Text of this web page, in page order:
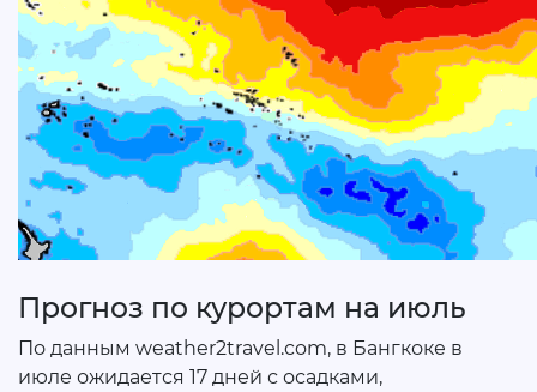
Прогноз по курортам на июль
По данным weather2travel.com, в Бангкоке в
июле ожидается 17 дней с осадками,